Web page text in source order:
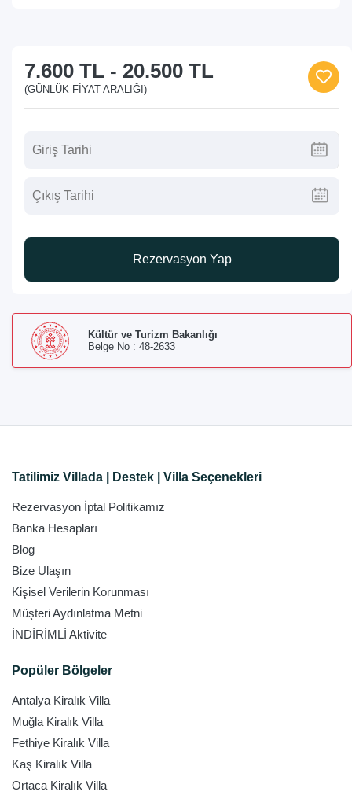
7.600 TL - 20.500 TL
(GÜNLÜK FIYAT ARALIĞI)
Rezervasyon Yap
Kültür ve Turizm Bakanlığı
Belge No : 48-2633
Tatilimiz Villada | Destek | Villa Seçenekleri
Rezervasyon İptal Politikamız
Banka Hesapları
Blog
Bize Ulaşın
Kişisel Verilerin Korunması
Müşteri Aydınlatma Metni
İNDİRİMLİ Aktivite
Popüler Bölgeler
Antalya Kiralık Villa
Muğla Kiralık Villa
Fethiye Kiralık Villa
Kaş Kiralık Villa
Ortaca Kiralık Villa